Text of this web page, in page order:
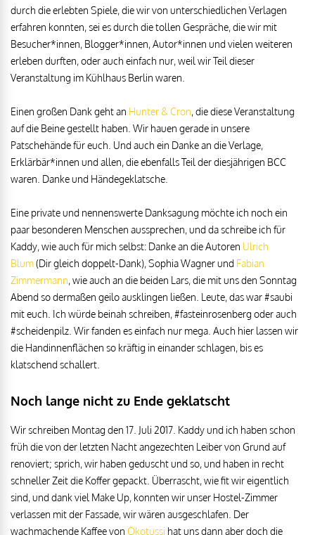
durch die erlebten Spiele, die wir von unterschiedlichen Verlagen
erfahren konnten, sei es durch die tollen Gespräche, die wir mit
Besucher*innen, Blogger*innen, Autor*innen und vielen weiteren
erleben durften, oder auch einfach nur, weil wir Teil dieser
Veranstaltung im Kühlhaus Berlin waren.
Einen großen Dank geht an Hunter & Cron, die diese Veranstaltung
auf die Beine gestellt haben. Wir hauen gerade in unsere
Patschehände für euch. Und auch ein Danke an die Verlage,
Erklärbär*innen und allen, die ebenfalls Teil der diesjährigen BCC
waren. Danke und Händegeklatsche.
Eine private und nennenswerte Danksagung möchte ich noch ein
paar besonderen Menschen aussprechen, und da schreibe ich für
Kaddy, wie auch für mich selbst: Danke an die Autoren Ulrich
Blum(Dir gleich doppelt-Dank), Sophia Wagner und Fabian
Zimmermann, wie auch an die beiden Lars, die mit uns den Sonntag
Abend so dermaßen geilo ausklingen ließen. Leute, das war #saubi
mit euch. Ich würde beinah schreiben, #fasteinrosenberg oder auch
#scheidenpilz. Wir fanden es einfach nur mega. Auch hier lassen wir
die Handinnenflächen so kräftig in einander schlagen, bis es
klatschend schallert.
Noch lange nicht zu Ende geklatscht
Wir schreiben Montag den 17. Juli 2017. Kaddy und ich haben schon
früh die von der letzten Nacht angezechten Leiber von Grund auf
renoviert; sprich, wir haben geduscht und so, und haben in recht
schneller Zeit die Koffer gepackt. Überrascht, wie fit wir eigentlich
sind, und dank viel Make Up, konnten wir unser Hostel-Zimmer
verlassen mit der Fassade, wir wären ausgeschlafen. Der
wachmachende Kaffee von Ökotussi hat uns dann aber doch die